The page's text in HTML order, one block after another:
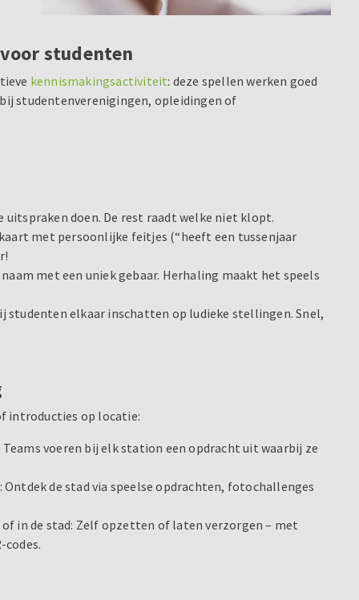
studenten
kennismakingsactiviteit: deze spellen werken goed
studentenverenigingen, opleidingen of
uitspraken doen. De rest raadt welke niet klopt.
met persoonlijke feitjes (“heeft een tussenjaar
met een uniek gebaar. Herhaling maakt het speels
studenten elkaar inschatten op ludieke stellingen. Snel,
introducties op locatie:
voeren bij elk station een opdracht uit waarbij ze
de stad via speelse opdrachten, fotochallenges
in de stad: Zelf opzetten of laten verzorgen – met
codes.